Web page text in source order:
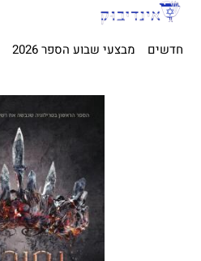
חדשים מבצעי שבוע הספר 2026